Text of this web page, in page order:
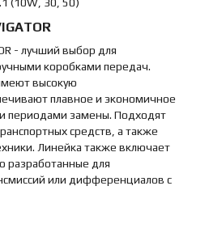
(10W, 30, 50)
- лучший выбор для
коробками передач.
высокую
плавное и экономичное
периодами замены. Подходят
средств, а также
Линейка также включает
разработанные для
или дифференциалов с